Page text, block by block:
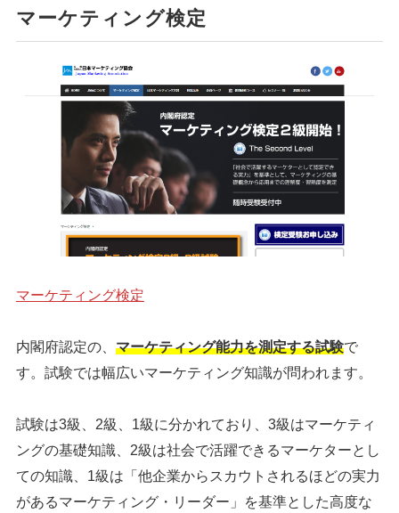
マーケティング検定
マーケティング検定
内閣府認定の、 マーケティング能力を測定する試験で
す。試験では幅広いマーケティング知識が問われます。
試験は3級、2級、1級に分かれており、3級はマーケティ
ングの基礎知識、2級は社会で活躍できるマーケターとし
ての知識、1級は「他企業からスカウトされるほどの実力
があるマーケティング・リーダー」を基準とした高度な